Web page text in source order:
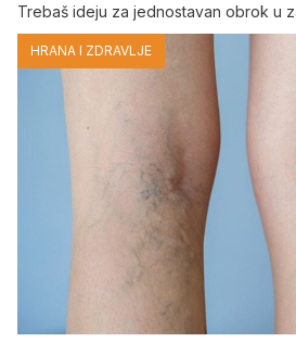
Trebaš ideju za jednostavan obrok u
HRANA I ZDRAVLJE